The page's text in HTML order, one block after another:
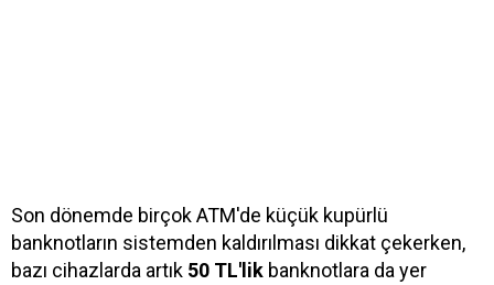
Son dönemde birçok ATM'de küçük kupürlü
banknotların sistemden kaldırılması dikkat çekerken,
bazı cihazlarda artık 50 TL'lik banknotlara da yer